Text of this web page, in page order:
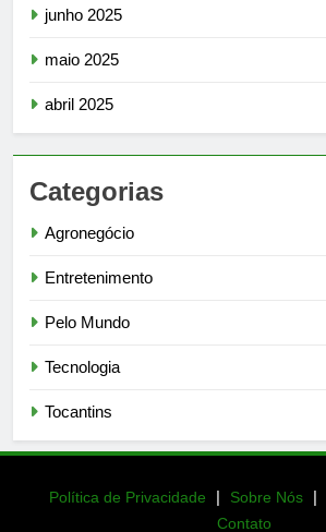
junho 2025
maio 2025
abril 2025
Categorias
Agronegócio
Entretenimento
Pelo Mundo
Tecnologia
Tocantins
Política de Privacidade | Sobre Nós |
Contato